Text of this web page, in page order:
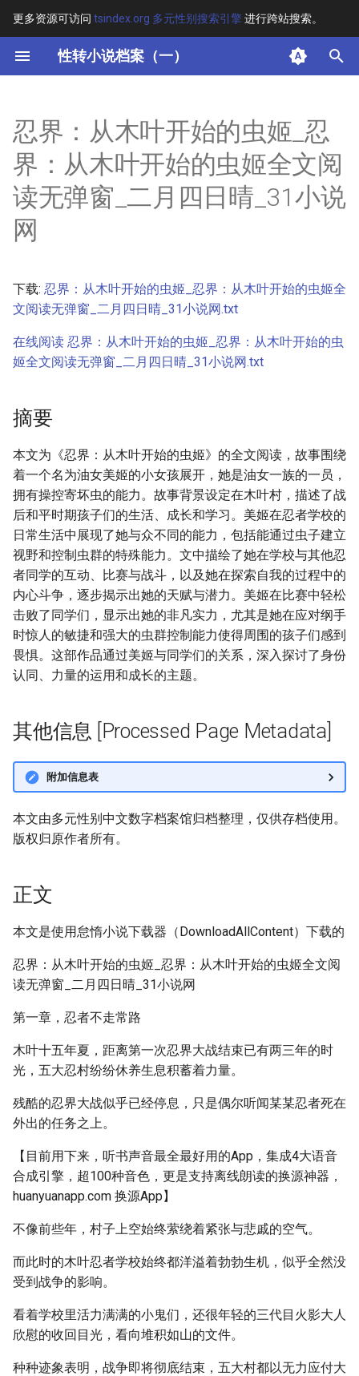
更多资源可访问 tsindex.org 多元性别搜索引擎进行跨站搜索。
性转小说档案（一）
键
开
始
搜
索
其他信息 [Processed Page
Metadata]
正文
忍界：从木叶开始的虫姬_忍
界：从木叶开始的虫姬全文阅
读无弹窗_二月四日晴_31小说
网
下载: 忍界：从木叶开始的虫姬_忍界：从木叶开始的虫姬全
文阅读无弹窗_二月四日晴_31小说网.txt
在线阅读 忍界：从木叶开始的虫姬_忍界：从木叶开始的虫
姬全文阅读无弹窗_二月四日晴_31小说网.txt
摘要
本文为《忍界：从木叶开始的虫姬》的全文阅读，故事围绕
着一个名为油女美姬的小女孩展开，她是油女一族的一员，
拥有操控寄坏虫的能力。故事背景设定在木叶村，描述了战
后和平时期孩子们的生活、成长和学习。美姬在忍者学校的
日常生活中展现了她与众不同的能力，包括能通过虫子建立
视野和控制虫群的特殊能力。文中描绘了她在学校与其他忍
者同学的互动、比赛与战斗，以及她在探索自我的过程中的
内心斗争，逐步揭示出她的天赋与潜力。美姬在比赛中轻松
击败了同学们，显示出她的非凡实力，尤其是她在应对纲手
时惊人的敏捷和强大的虫群控制能力使得周围的孩子们感到
畏惧。这部作品通过美姬与同学们的关系，深入探讨了身份
认同、力量的运用和成长的主题。
其他信息 [Processed Page Metadata]
附加信息表
本文由多元性别中文数字档案馆归档整理，仅供存档使用。
版权归原作者所有。
正文
本文是使用怠惰小说下载器（DownloadAllContent）下载的
忍界：从木叶开始的虫姬_忍界：从木叶开始的虫姬全文阅
读无弹窗_二月四日晴_31小说网
第一章，忍者不走常路
木叶十五年夏，距离第一次忍界大战结束已有两三年的时
光，五大忍村纷纷休养生息积蓄着力量。
残酷的忍界大战似乎已经停息，只是偶尔听闻某某忍者死在
外出的任务之上。
【目前用下来，听书声音最全最好用的App，集成4大语音
合成引擎，超100种音色，更是支持离线朗读的换源神器，
huanyuanapp.com 换源App】
不像前些年，村子上空始终萦绕着紧张与悲戚的空气。
而此时的木叶忍者学校始终都洋溢着勃勃生机，似乎全然没
受到战争的影响。
看着学校里活力满满的小鬼们，还很年轻的三代目火影大人
欣慰的收回目光，看向堆积如山的文件。
种种迹象表明，战争即将彻底结束，五大村都以无力应付大